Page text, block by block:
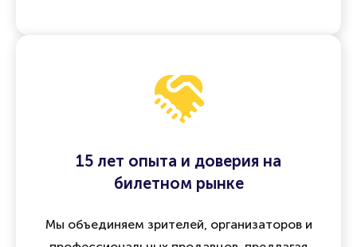
15 лет опыта и доверия на
билетном рынке
Мы объединяем зрителей, организаторов и